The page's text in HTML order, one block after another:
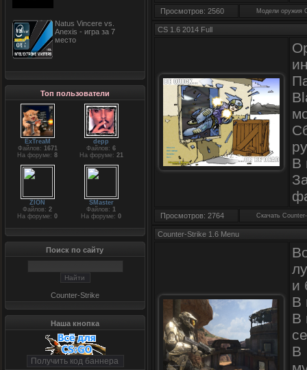
Natus Vincere vs.
Anexis - игра за 7
место
Топ пользователи
ExTreaM
Файлов: 1671
На форуме:8
depp
Файлов:6
На форуме: 21
ZION
Файлов:2
На форуме:0
SMaster
Файлов:1
На форуме:0
Поиск по сайту
Counter-Strike
Наша кнопка
Просмотров: 2560 Модели оружия
CS 1.6 2014 Full
В
Просмотров: 2764 Скачать
Counter-Strike 1.6 Menu
и
В
В
В